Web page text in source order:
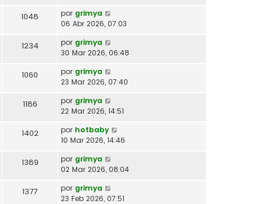
1048 por grimya
06 Abr 2026, 07:03
1234 por grimya
30 Mar 2026, 06:48
1060 por grimya
23 Mar 2026, 07:40
1186 por grimya
22 Mar 2026, 14:51
1402 por hotbaby
10 Mar 2026, 14:46
1389 por grimya
02 Mar 2026, 08:04
1377 por grimya
23 Feb 2026, 07:51